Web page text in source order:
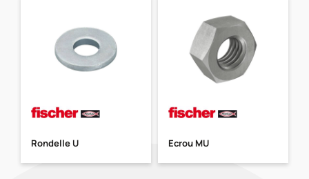
Rondelle U Ecrou MU